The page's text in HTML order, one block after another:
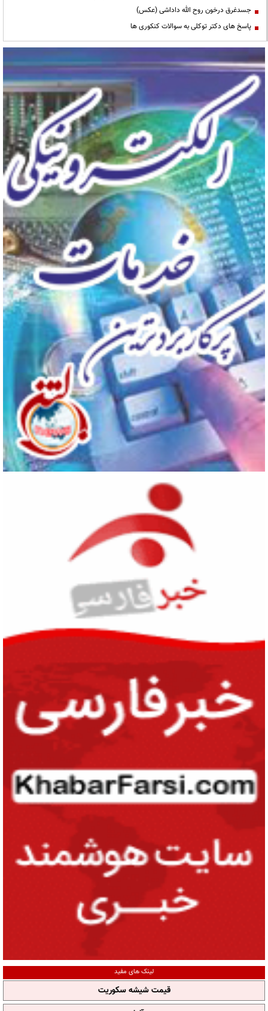
جسدغرق درخون روح الله داداشی (عکس)
پاسخ های دکتر توکلی به سوالات کنکوری ها
لینک های مفید
قیمت شیشه سکوریت